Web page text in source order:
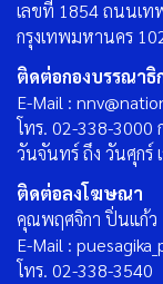
เลขที่ 1854 ถนนเท
กรุงเทพมหานคร
ติดต่อกองบรรณาธิ
E-Mail :
โทร. 02-338-3000
วันจันทร์ ถึง วันศุกร์
ติดต่อลงโฆษณา
คุณพฤศจิกา ปิ่นแก้ว
E-Mail :
โทร. 02-338-3540